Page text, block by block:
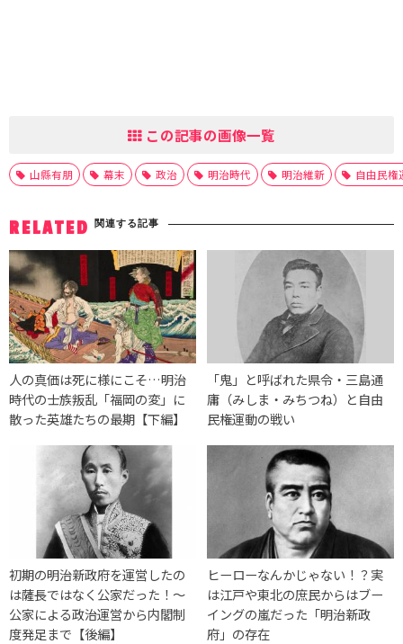
この記事の画像一覧
山縣有朋 幕末 政治 明治時代 明治維新 自由民権
RELATED 関連する記事
人の真価は死に様にこそ…明治
時代の士族叛乱「福岡の変」に
散った英雄たちの最期【下編】
「鬼」と呼ばれた県令・三島通
庸（みしま・みちつね）と自由
民権運動の戦い
初期の明治新政府を運営したの
は薩長ではなく公家だった！～
公家による政治運営から内閣制
度発足まで【後編】
ヒーローなんかじゃない！？実
は江戸や東北の庶民からはブー
イングの嵐だった「明治新政
府」の存在